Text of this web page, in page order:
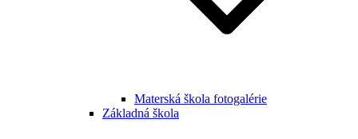
Materská škola fotogalérie
Základná škola